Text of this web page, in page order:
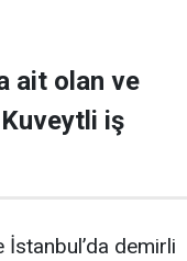
ait olan ve
iş
demirli